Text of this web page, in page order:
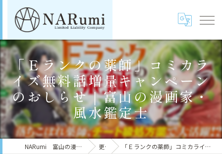
「Ｅランクの薬師」コミカラ
イズ無料話増量キャンペーン
のおしらせ｜富山の漫画家・
風水鑑定士
NARumi 富山の漫画家・風水鑑定士／安崎羽美（鳴海マイカ） 更新情報 「Ｅランクの薬師」コミカライズ無料話増量キャンペーンのおしらせ｜富山の漫画家・風水鑑定士